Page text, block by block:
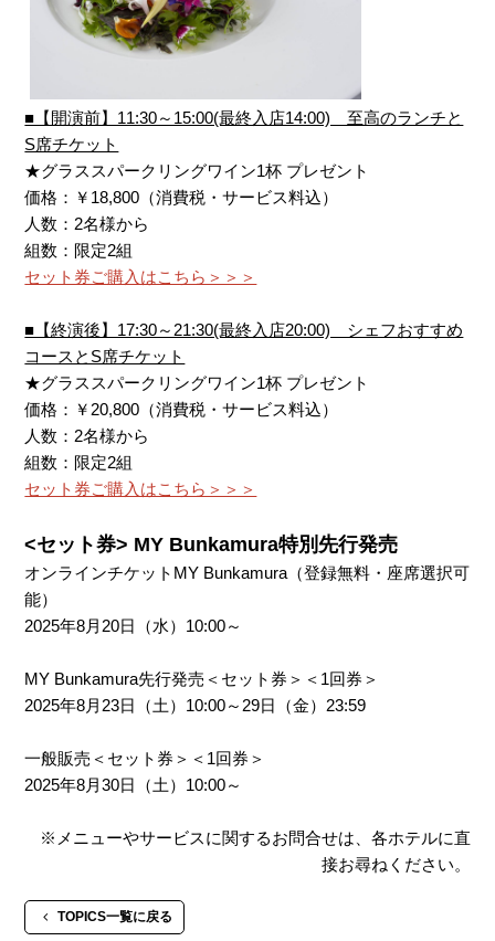
■【開演前】11:30～15:00(最終入店14:00) 至高のランチと
S席チケット
★グラススパークリングワイン1杯 プレゼント
価格：￥18,800（消費税・サービス料込）
人数：2名様から
組数：限定2組
セット券ご購入はこちら＞＞＞
■【終演後】17:30～21:30(最終入店20:00) シェフおすすめ
コースとS席チケット
★グラススパークリングワイン1杯 プレゼント
価格：￥20,800（消費税・サービス料込）
人数：2名様から
組数：限定2組
セット券ご購入はこちら＞＞＞
<セット券> MY Bunkamura特別先行発売
オンラインチケットMY Bunkamura（登録無料・座席選択可
能）
2025年8月20日（水）10:00～
MY Bunkamura先行発売＜セット券＞＜1回券＞
2025年8月23日（土）10:00～29日（金）23:59
一般販売＜セット券＞＜1回券＞
2025年8月30日（土）10:00～
※メニューやサービスに関するお問合せは、各ホテルに直
接お尋ねください。
TOPICS一覧に戻る